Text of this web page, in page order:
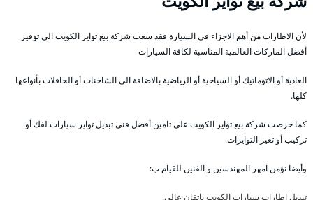
لأن الاطارات من أهم الاجزاء في السيارة فقد سعت شركة بيع تواير الكويت الى توفير
أفضل الماركات العالمية المناسبة لكافة السيارات
العادية أو الاتوماتيك أو السياحية أو الرياضية بالاضافة الى الشاحنات أو الحافلات بأنواعها
كلها.
كما حرصت شركة بيع تواير الكويت على تامين أفضل فني تبديل تواير سيارات لفك أو
تركيب أو تغير التوايرات.
وأيضا نؤمن امهر المهندسين و الفنين للقيام ب:
تبديل اطارات سيارات الكويت باتقان عالي.